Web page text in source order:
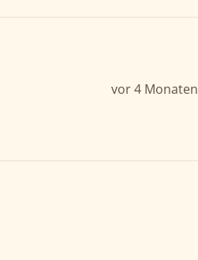
vor 4 Monaten